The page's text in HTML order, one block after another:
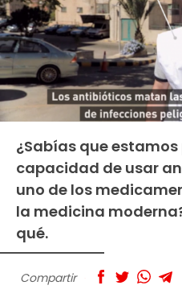
¿Sabías que
capacidad de usar
uno de los
la medicina
qué.
Compartir